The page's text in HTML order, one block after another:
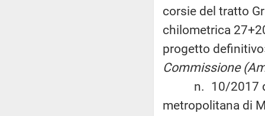
corsie del tratto
chilometrica
progetto
Commissione
n. 10/2017 del
metropolitana di